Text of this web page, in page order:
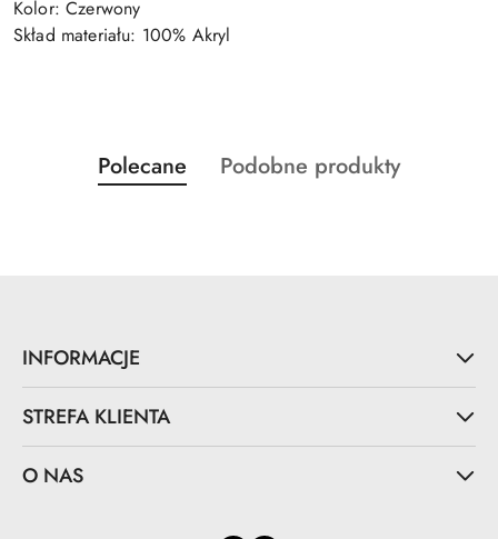
Kolor: Czerwony
Skład materiału: 100% Akryl
Pomiń karuzelę produktów
Produkty
o
Polecane
Produkty
Podobne produkty
INFORMACJE
STREFA KLIENTA
O NAS